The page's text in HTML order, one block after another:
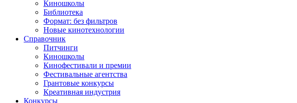
Киношколы
Библиотека
Формат: без фильтров
Новые кинотехнологии
Справочник
Питчинги
Киношколы
Кинофестивали и премии
Фестивальные агентства
Грантовые конкурсы
Креативная индустрия
Конкурсы